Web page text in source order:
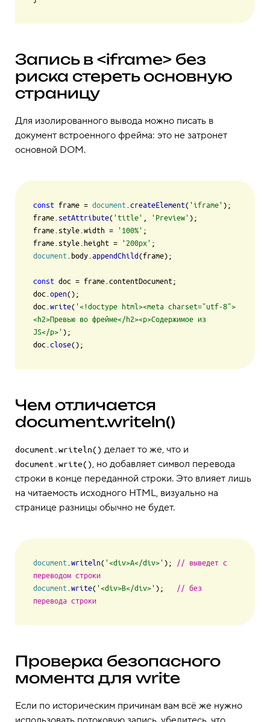
Запись в <iframe> без
риска стереть основную
страницу
Для изолированного вывода можно писать в
документ встроенного фрейма: это не затронет
основной DOM.
const frame = document createElement( 'iframe' );
frame. setAttribute( 'title' 'Preview' );
frame. style width = '100%' ;
frame. style height = '200px'
document body appendChild (frame);
const doc = frame. contentDocument;
doc. open();
doc. write( '<!doctype html><meta charset="utf-8">
<h2>Превью во фрейме</h2><p>Содержимое из
JS</p>' );
doc. close
Чем отличается
document.writeln()
document.writeln() делает то же, что и
document.write(), но добавляет символ перевода
строки в конце переданной строки. Это влияет лишь
на читаемость исходного HTML, визуально на
странице разницы обычно не будет.
document writeln( '<div>A</div>' );
// выведет с
переводом строки
document write( '<div>B</div>' );
// без
перевода строки
Проверка безопасного
момента для write
Если по историческим причинам вам всё же нужно